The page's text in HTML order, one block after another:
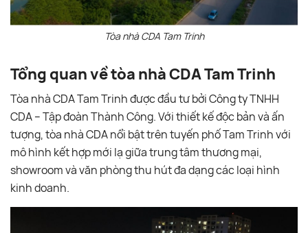
Tòa nhà CDA Tam Trinh
Tổng quan về tòa nhà CDA Tam Trinh
Tòa nhà CDA Tam Trinh được đầu tư bởi Công ty TNHH
CDA – Tập đoàn Thành Công. Với thiết kế độc bản và ấn
tượng, tòa nhà CDA nổi bật trên tuyến phố Tam Trinh với
mô hình kết hợp mới lạ giữa trung tâm thương mại,
showroom và văn phòng thu hút đa dạng các loại hình
kinh doanh.